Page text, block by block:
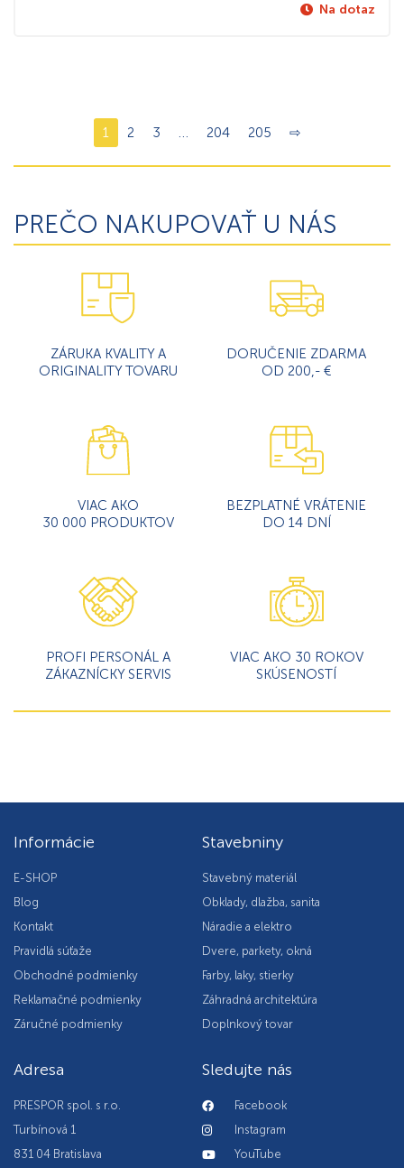
Na dotaz
1 2 3 … 204 205 ⇨
PREČO NAKUPOVAŤ U NÁS
ZÁRUKA KVALITY A
ORIGINALITY TOVARU
DORUČENIE ZDARMA
OD 200,- €
VIAC AKO
30 000 PRODUKTOV
BEZPLATNÉ VRÁTENIE
DO 14 DNÍ
PROFI PERSONÁL A
ZÁKAZNÍCKY SERVIS
VIAC AKO 30 ROKOV
SKÚSENOSTÍ
Informácie
E-SHOP
Blog
Kontakt
Pravidlá súťaže
Obchodné podmienky
Reklamačné podmienky
Záručné podmienky
Stavebniny
Stavebný materiál
Obklady, dlažba, sanita
Náradie a elektro
Dvere, parkety, okná
Farby, laky, stierky
Záhradná architektúra
Doplnkový tovar
Adresa
PRESPOR spol. s r.o.
Turbínová 1
831 04 Bratislava
Sledujte nás
Facebook
Instagram
YouTube